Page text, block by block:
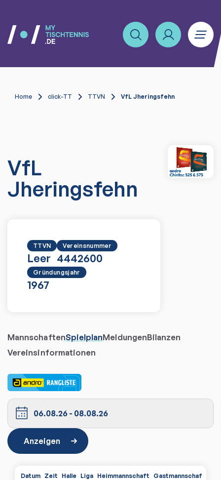
Home click-TT TTVN VfL Jheringsfehn
VfL
Jheringsfehn
TTVN
Leer
Vereinsnummer
4442600
Gründungsjahr
1967
MannschaftenSpielplanMeldungenBilanzen
Vereinsinformationen
06.08.26 - 08.08.26
Anzeigen
Datum Zeit Halle Liga Heimmannschaft Gastmannschaft